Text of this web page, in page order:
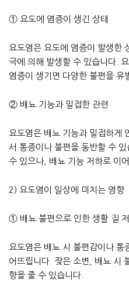
① 요도에 염증이 생긴 상태
요도염은 요도에 염증이 발생한
극에 의해 발생할 수 있습니다.
염증이 생기면 다양한 불편을 유
② 배뇨 기능과 밀접한 관련
요도염은 배뇨 기능과 밀접하게
서 통증이나 불편을 동반할 수
수 있으나, 배뇨 기능 저하로 이
2) 요도염이 일상에 미치는 영향
① 배뇨 불편으로 인한 생활 질
요도염은 배뇨 시 불편감이나 통
어뜨립니다. 잦은 소변, 배뇨 시
향을 줄 수 있습니다.